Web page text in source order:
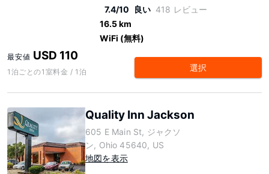
7.4/10 良い 418 レビュー
16.5 km
WiFi (無料)
最安値 USD 110
1泊ごとの1室料金 / 1泊 選択
Quality Inn Jackson
605 E Main St, ジャクソ
ン, Ohio 45640, US
地図を表示